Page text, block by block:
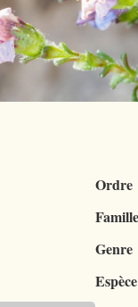
Ordre
Famille
Genre
Espèce